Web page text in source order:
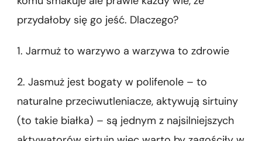
przydałoby się go jeść. Dlaczego?
1. Jarmuż to warzywo a warzywa to zdrowie
2. Jasmuż jest bogaty w polifenole – to
naturalne przeciwutleniacze, aktywują sirtuiny
(to takie białka) – są jednym z najsilniejszych